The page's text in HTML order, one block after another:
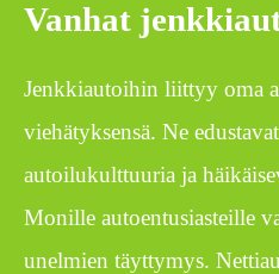
Vanhat
Jenkkiautoihin liittyy oma
viehätyksensä. Ne
autoilukulttuuria ja
Monille autoentusiasteille
unelmien täyttymys.